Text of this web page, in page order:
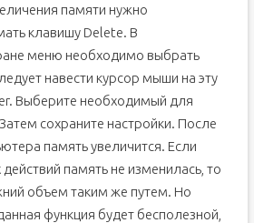
памяти нужно
клавишу Delete. В
меню необходимо выбрать
навести курсор мыши на эту
Выберите необходимый для
сохраните настройки. После
память увеличится. Если
память не изменилась, то
объем таким же путем. Но
функция будет бесполезной,